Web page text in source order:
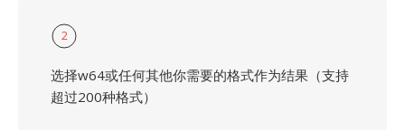
2
选择w64或任何其他你需要的格式作为结果（支持
超过200种格式）